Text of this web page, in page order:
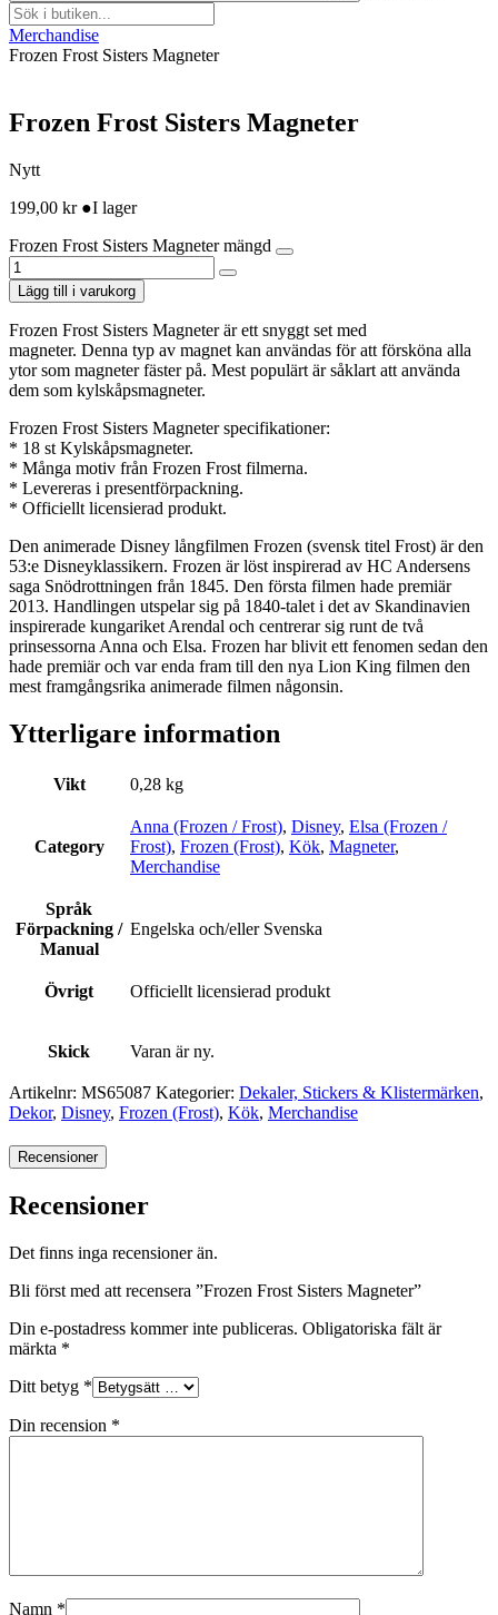
Merchandise
Frozen Frost Sisters Magneter
Frozen Frost Sisters Magneter
Nytt
199,00 kr ●I lager
Frozen Frost Sisters Magneter mängd
Lägg till i varukorg
Frozen Frost Sisters Magneter är ett snyggt set med
magneter. Denna typ av magnet kan användas för att försköna alla
ytor som magneter fäster på. Mest populärt är såklart att använda
dem som kylskåpsmagneter.
Frozen Frost Sisters Magneter specifikationer:
* 18 st Kylskåpsmagneter.
* Många motiv från Frozen Frost filmerna.
* Levereras i presentförpackning.
* Officiellt licensierad produkt.
Den animerade Disney långfilmen Frozen (svensk titel Frost) är den
53:e Disneyklassikern. Frozen är löst inspirerad av HC Andersens
saga Snödrottningen från 1845. Den första filmen hade premiär
2013. Handlingen utspelar sig på 1840-talet i det av Skandinavien
inspirerade kungariket Arendal och centrerar sig runt de två
prinsessorna Anna och Elsa. Frozen har blivit ett fenomen sedan den
hade premiär och var enda fram till den nya Lion King filmen den
mest framgångsrika animerade filmen någonsin.
Ytterligare information
Vikt 0,28 kg
Category
Anna (Frozen / Frost), Disney, Elsa (Frozen /
Frost), Frozen (Frost), Kök, Magneter,
Merchandise
Språk
Förpackning /
Manual
Engelska och/eller Svenska
Övrigt Officiellt licensierad produkt
Skick Varan är ny.
Artikelnr: MS65087 Kategorier: Dekaler, Stickers & Klistermärken,
Dekor, Disney, Frozen (Frost), Kök, Merchandise
Recensioner
Recensioner
Det finns inga recensioner än.
Bli först med att recensera ”Frozen Frost Sisters Magneter”
Din e-postadress kommer inte publiceras. Obligatoriska fält är
märkta *
Ditt betyg *
Din recension *
Namn *